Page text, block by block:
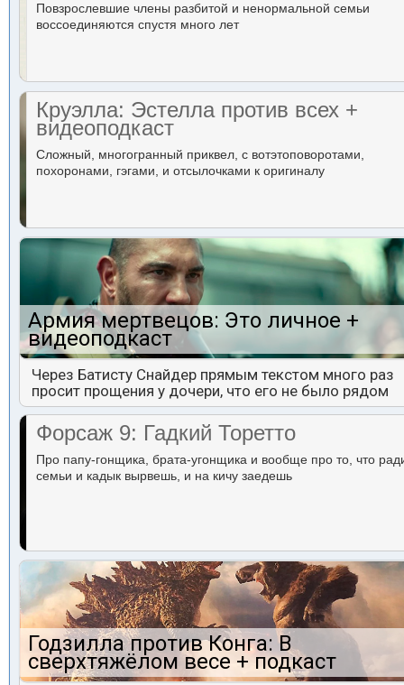
Повзрослевшие члены разбитой и ненормальной семьи
воссоединяются спустя много лет
Круэлла: Эстелла против всех +
видеоподкаст
Сложный, многогранный приквел, с вотэтоповоротами,
похоронами, гэгами, и отсылочками к оригиналу
Армия мертвецов: Это личное +
видеоподкаст
Через Батисту Снайдер прямым текстом много раз
просит прощения у дочери, что его не было рядом
Форсаж 9: Гадкий Торетто
Про папу-гонщика, брата-угонщика и вообще про то, что
семьи и кадык вырвешь, и на кичу заедешь
Годзилла против Конга: В
сверхтяжёлом весе + подкаст